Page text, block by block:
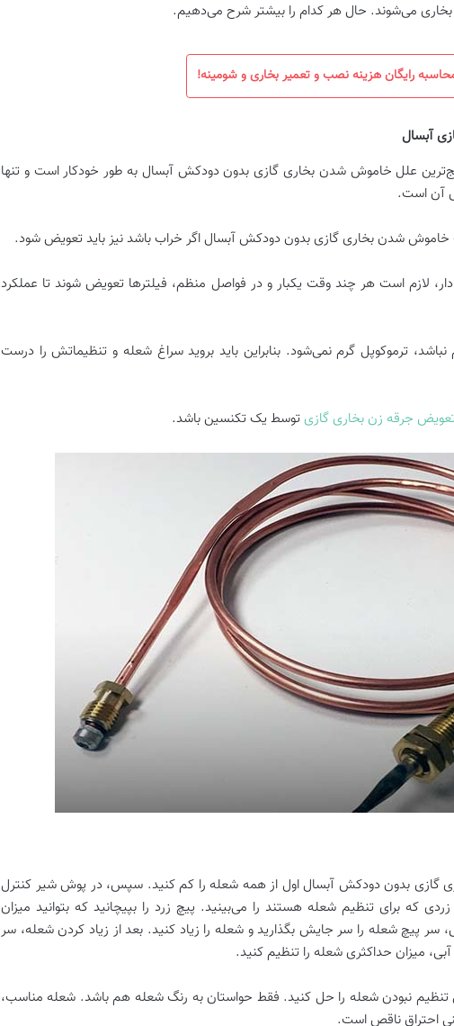
می‌شوند. حال هر کدام را بیشتر شرح می‌دهیم.
رایگان هزینه نصب و تعمیر بخاری و شومینه!
علل خاموش شدن بخاری گازی بدون دودکش آبسال به طور خودکار است و تنها
آن است.
خاموش شدن بخاری گازی بدون دودکش آبسال اگر خراب باشد نیز باید تعویض شود.
لازم است هر چند وقت یکبار و در فواصل منظم، فیلترها تعویض شوند تا عملکرد
ترموکوپل گرم نمی‌شود. بنابراین باید بروید سراغ شعله و تنظیماتش را درست
جرقه زن بخاری گازیتوسط یک تکنسین باشد.
گازی بدون دودکش آبسال اول از همه شعله را کم کنید. سپس، در پوش شیر کنترل
زردی که برای تنظیم شعله هستند را می‌بینید. پیچ زرد را بپیچانید که بتوانید میزان
پیچ شعله را سر جایش بگذارید و شعله را زیاد کنید. بعد از زیاد کردن شعله، سر
میزان حداکثری شعله را تنظیم کنید.
نبودن شعله را حل کنید. فقط حواستان به رنگ شعله هم باشد. شعله مناسب،
احتراق ناقص است.